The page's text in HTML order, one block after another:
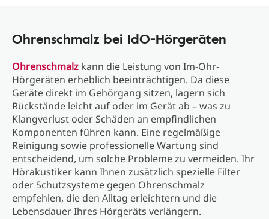
Ohrenschmalz bei IdO-Hörgeräten
Ohrenschmalz kann die Leistung von Im-Ohr-
Hörgeräten erheblich beeinträchtigen. Da diese
Geräte direkt im Gehörgang sitzen, lagern sich
Rückstände leicht auf oder im Gerät ab – was zu
Klangverlust oder Schäden an empfindlichen
Komponenten führen kann. Eine regelmäßige
Reinigung sowie professionelle Wartung sind
entscheidend, um solche Probleme zu vermeiden. Ihr
Hörakustiker kann Ihnen zusätzlich spezielle Filter
oder Schutzsysteme gegen Ohrenschmalz
empfehlen, die den Alltag erleichtern und die
Lebensdauer Ihres Hörgeräts verlängern.